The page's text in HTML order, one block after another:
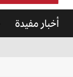
أخبار مفيدة